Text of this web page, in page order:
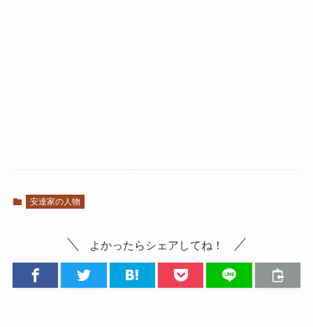
安達家の人物
よかったらシェアしてね！